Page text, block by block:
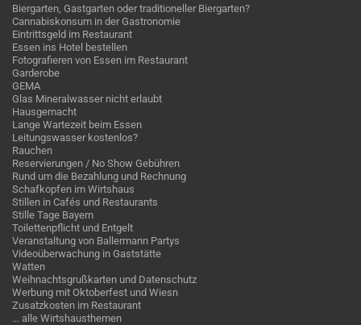
Biergarten, Gastgarten oder traditioneller Biergarten?
Cannabiskonsum in der Gastronomie
Eintrittsgeld im Restaurant
Essen ins Hotel bestellen
Fotografieren von Essen im Restaurant
Garderobe
GEMA
Glas Mineralwasser nicht erlaubt
Hausgemacht
Lange Wartezeit beim Essen
Leitungswasser kostenlos?
Rauchen
Reservierungen / No Show Gebühren
Rund um die Bezahlung und Rechnung
Schafkopfen im Wirtshaus
Stillen in Cafés und Restaurants
Stille Tage Bayern
Toilettenpflicht und Entgelt
Veranstaltung von Ballermann Partys
Videoüberwachung in Gaststätte
Watten
Weihnachtsgrußkarten und Datenschutz
Werbung mit Oktoberfest und Wiesn
Zusatzkosten im Restaurant
… alle Wirtshausthemen